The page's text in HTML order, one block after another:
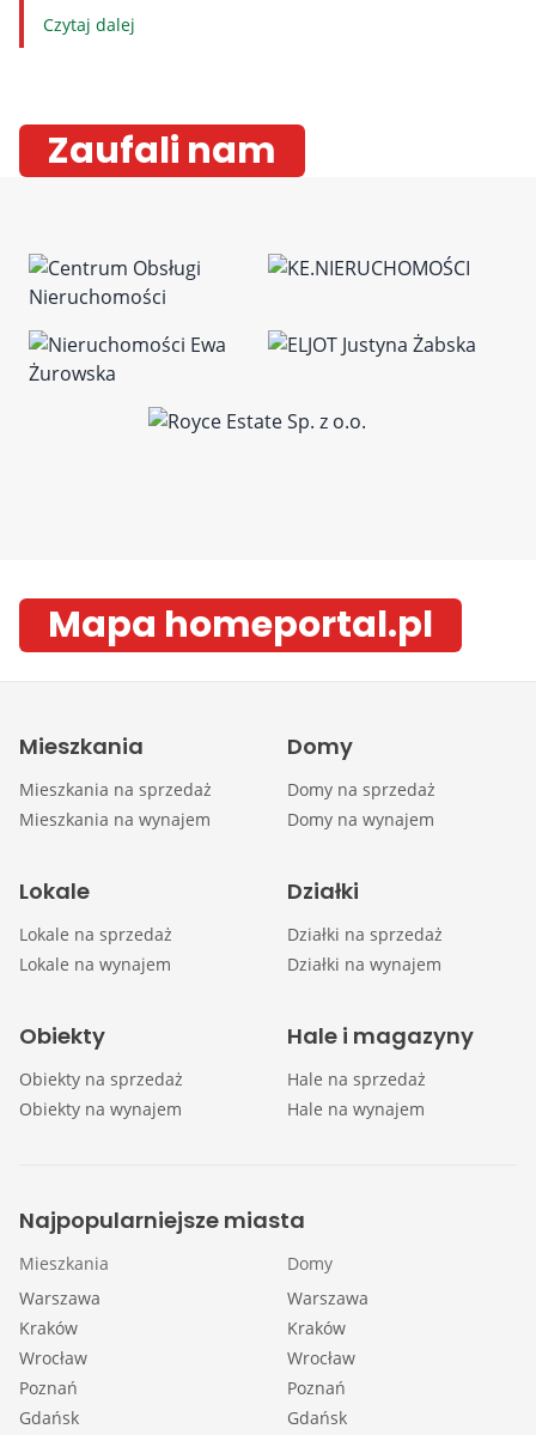
Czytaj dalej
Zaufali nam
Mapa homeportal.pl
Mieszkania
Mieszkania na sprzedaż
Mieszkania na wynajem
Domy
Domy na sprzedaż
Domy na wynajem
Lokale
Lokale na sprzedaż
Lokale na wynajem
Działki
Działki na sprzedaż
Działki na wynajem
Obiekty
Obiekty na sprzedaż
Obiekty na wynajem
Hale i magazyny
Hale na sprzedaż
Hale na wynajem
Najpopularniejsze miasta
Mieszkania
Warszawa
Kraków
Wrocław
Poznań
Gdańsk
Domy
Warszawa
Kraków
Wrocław
Poznań
Gdańsk